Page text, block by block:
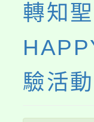
轉知
驗活動